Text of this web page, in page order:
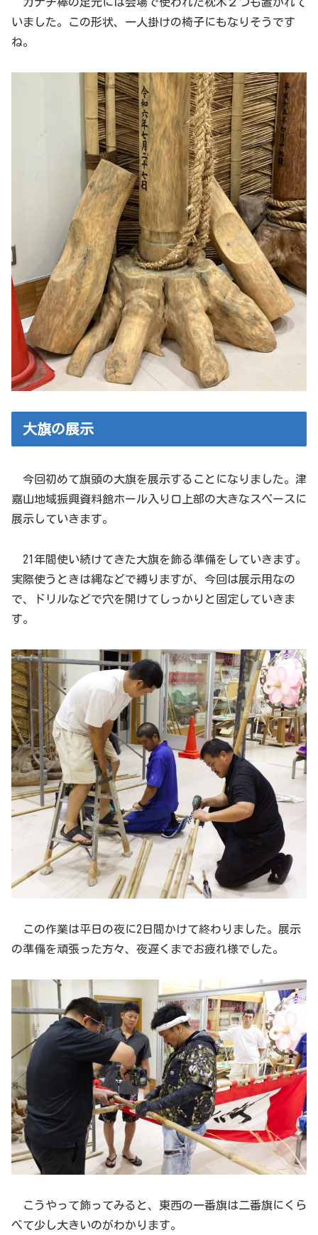
カナチ棒の足元には会場で使われた枕木２つも置かれて
いました。この形状、一人掛けの椅子にもなりそうです
ね。
大旗の展示
今回初めて旗頭の大旗を展示することになりました。津
嘉山地域振興資料館ホール入り口上部の大きなスペースに
展示していきます。
21年間使い続けてきた大旗を飾る準備をしていきます。
実際使うときは縄などで縛りますが、今回は展示用なの
で、ドリルなどで穴を開けてしっかりと固定していきま
す。
この作業は平日の夜に2日間かけて終わりました。展示
の準備を頑張った方々、夜遅くまでお疲れ様でした。
こうやって飾ってみると、東西の一番旗は二番旗にくら
べて少し大きいのがわかります。